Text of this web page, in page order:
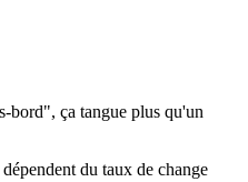
bord", ça tangue plus qu'un
du taux de change